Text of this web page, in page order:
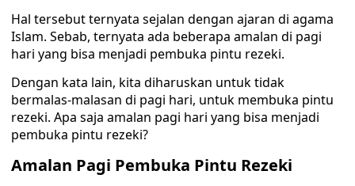
Hal tersebut ternyata sejalan dengan ajaran di agama
Islam. Sebab, ternyata ada beberapa amalan di pagi
hari yang bisa menjadi pembuka pintu rezeki.
Dengan kata lain, kita diharuskan untuk tidak
bermalas-malasan di pagi hari, untuk membuka pintu
rezeki. Apa saja amalan pagi hari yang bisa menjadi
pembuka pintu rezeki?
Amalan Pagi Pembuka Pintu Rezeki